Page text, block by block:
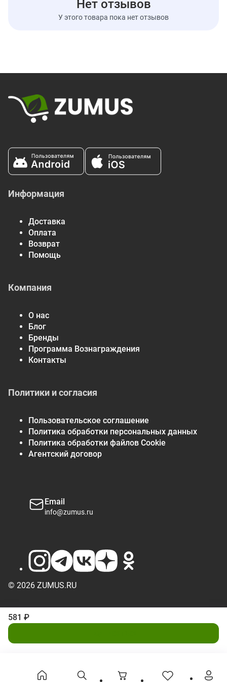
0 мг
* Процент от суточной нормы означает объём питательных
581 ₽
Нет отзывов
У этого товара пока нет отзывов
Информация
Доставка
Оплата
Возврат
Помощь
Компания
О нас
Блог
Бренды
Программа Вознаграждения
Контакты
Политики и согласия
Пользовательское соглашение
Политика обработки персональных данных
Политика обработки файлов Cookie
Агентский договор
Email
info@zumus.ru
© 2026 ZUMUS.RU